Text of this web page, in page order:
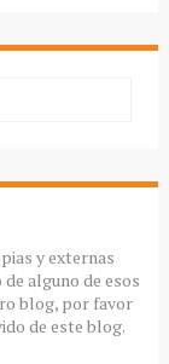
y externas
alguno de esos
blog, por favor
de este blog.